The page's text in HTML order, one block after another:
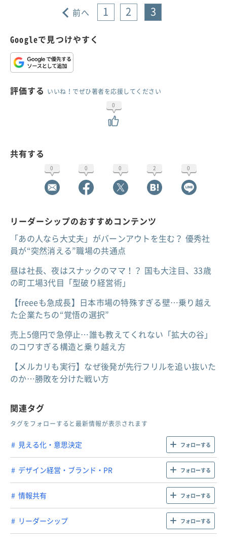
前へ 1 2 3
Googleで見つけやすく
評価する いいね！でぜひ著者を応援してください
0
共有する
0 0 0 2 0
リーダーシップのおすすめコンテンツ
「あの人なら大丈夫」がバーンアウトを生む？ 優秀社
員が“突然消える”職場の共通点
昼は社長、夜はスナックのママ！？ 国も大注目、33歳
の町工場3代目「型破り経営術」
【freeeも急成長】日本市場の特殊すぎる壁…乗り越え
た企業たちの“覚悟の選択”
売上5億円で急停止…誰も教えてくれない「拡大の谷」
のコワすぎる構造と乗り越え方
【メルカリも実行】なぜ後発が先行フリルを追い抜いた
のか…勝敗を分けた戦い方
関連タグ
タグをフォローすると最新情報が表示されます
見える化・意思決定 フォローする
デザイン経営・ブランド・PR フォローする
情報共有 フォローする
リーダーシップ フォローする